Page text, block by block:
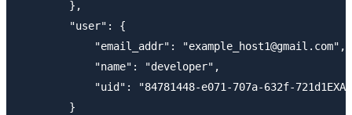
        },
        "user": {
            "email_addr": "example_host1@gmail.com",
            "name": "developer",
"uid": "84781448-e071-707a-632f-
        }